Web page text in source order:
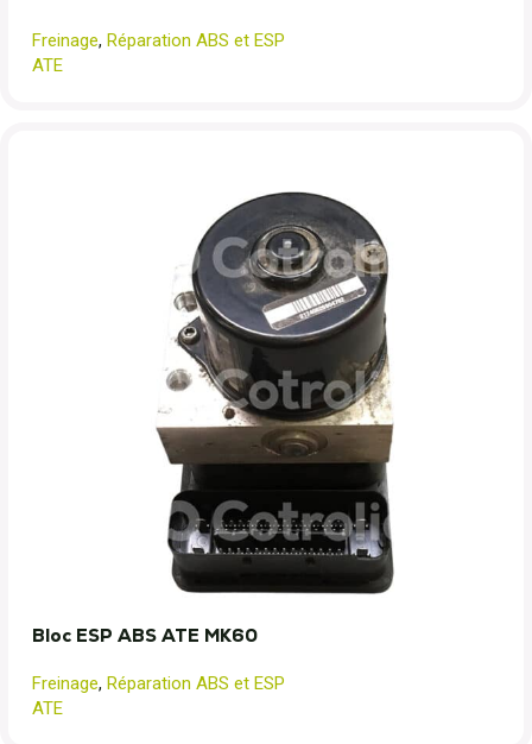
Freinage, Réparation ABS et ESP
ATE
Bloc ESP ABS ATE MK60
Freinage, Réparation ABS et ESP
ATE